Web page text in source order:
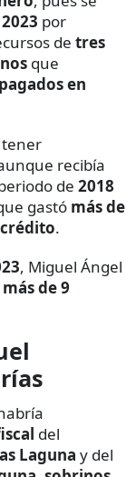
por
de tres
que
en
tener
recibía
de 2018
gastó más de
.
, Miguel Ángel
más de 9
del
Laguna y del